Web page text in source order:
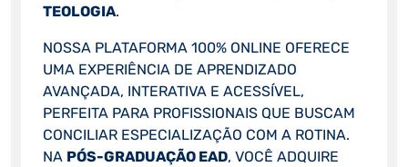
TEOLOGIA.
NOSSA PLATAFORMA 100% ONLINE OFERECE
UMA EXPERIÊNCIA DE APRENDIZADO
AVANÇADA, INTERATIVA E ACESSÍVEL,
PERFEITA PARA PROFISSIONAIS QUE BUSCAM
CONCILIAR ESPECIALIZAÇÃO COM A ROTINA.
NA PÓS-GRADUAÇÃO EAD, VOCÊ ADQUIRE